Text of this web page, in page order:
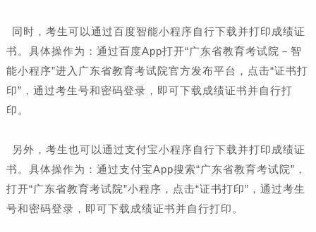
同时，考生可以通过百度智能小程序自行下载并打印成绩证
书。具体操作为：通过百度App打开“广东省教育考试院－智
能小程序”进入广东省教育考试院官方发布平台，点击“证书打
印”，通过考生号和密码登录，即可下载成绩证书并自行打
印。
另外，考生也可以通过支付宝小程序自行下载并打印成绩证
书。具体操作为：通过支付宝App搜索“广东省教育考试院”，
打开“广东省教育考试院”小程序，点击“证书打印”，通过考生
号和密码登录，即可下载成绩证书并自行打印。